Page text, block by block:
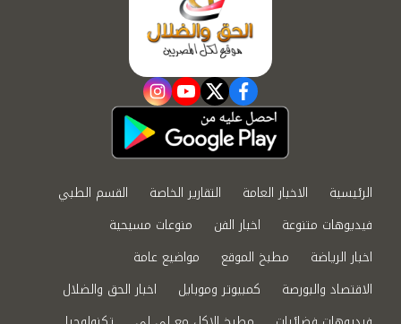
facebook
twitter
youtube
instagram
الرئيسية الاخبار العامة التقارير الخاصة
القسم الطبي
فيديوهات متنوعة
اخبار الفن
منوعات مسيحية
اخبار الرياضة
مطبخ الموقع
مواضيع عامة
الاقتصاد والبورصة
كمبيوتر وموبايل
اخبار الحق والضلال